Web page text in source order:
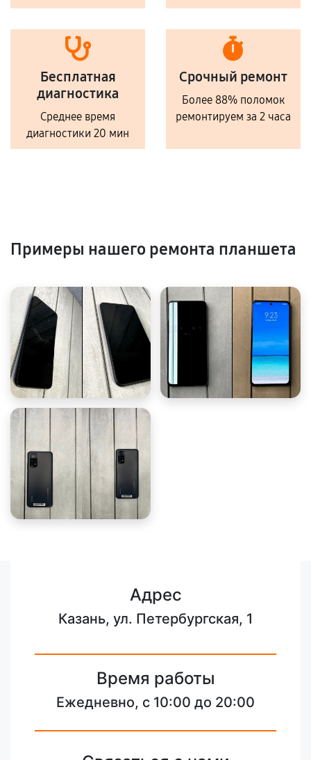
Бесплатная
диагностика
Среднее время
диагностики 20 мин
Срочный ремонт
Более 88% поломок
ремонтируем за 2 часа
Примеры нашего ремонта планшета
Адрес
Казань, ул. Петербургская, 1
Время работы
Ежедневно, с 10:00 до 20:00